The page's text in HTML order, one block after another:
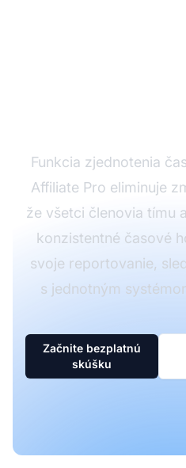
Funkcia zjednotenia
Affiliate Pro eliminuje
že všetci členovia tímu
konzistentné časové
svoje reportovanie,
s jednotným
Začnite bezplatnú
skúšku